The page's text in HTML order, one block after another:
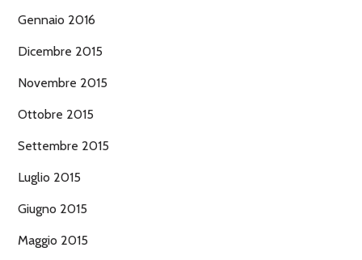
Gennaio 2016
Dicembre 2015
Novembre 2015
Ottobre 2015
Settembre 2015
Luglio 2015
Giugno 2015
Maggio 2015